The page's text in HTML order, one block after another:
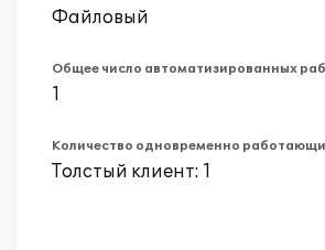
Файловый
Общее число автоматизированных
1
Количество одновременно
Толстый клиент: 1